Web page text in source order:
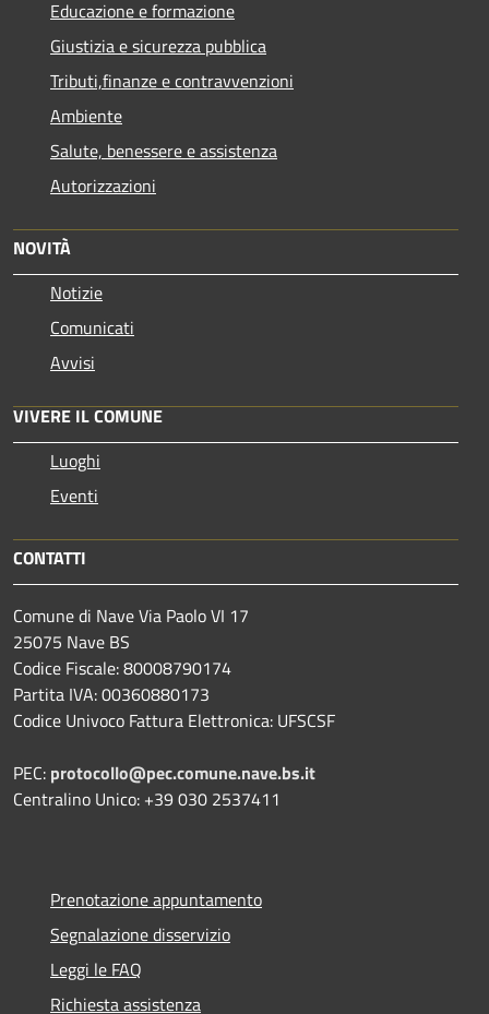
Educazione e formazione
Giustizia e sicurezza pubblica
Tributi,finanze e contravvenzioni
Ambiente
Salute, benessere e assistenza
Autorizzazioni
NOVITÀ
Notizie
Comunicati
Avvisi
VIVERE IL COMUNE
Luoghi
Eventi
CONTATTI
Comune di Nave Via Paolo VI 17
25075 Nave BS
Codice Fiscale: 80008790174
Partita IVA: 00360880173
Codice Univoco Fattura Elettronica: UFSCSF
PEC: protocollo@pec.comune.nave.bs.it
Centralino Unico: +39 030 2537411
Prenotazione appuntamento
Segnalazione disservizio
Leggi le FAQ
Richiesta assistenza